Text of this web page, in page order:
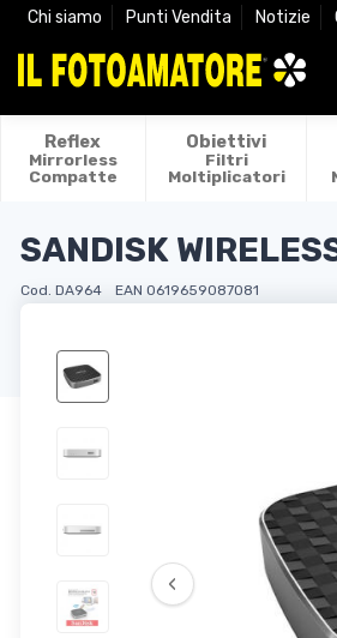
Chi siamo Punti Vendita Notizie
Reflex
Mirrorless
Compatte
Obiettivi
Filtri
Moltiplicatori
SANDISK
Cod. DA964 EAN 0619659087081
‹